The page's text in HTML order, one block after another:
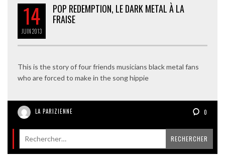
14
JUIN2013
POP REDEMPTION, LE DARK METAL À LA
FRAISE
This is the story of four friends musicians black metal fans
who are forced to make in the song hippie
LA PARIZIENNE 0